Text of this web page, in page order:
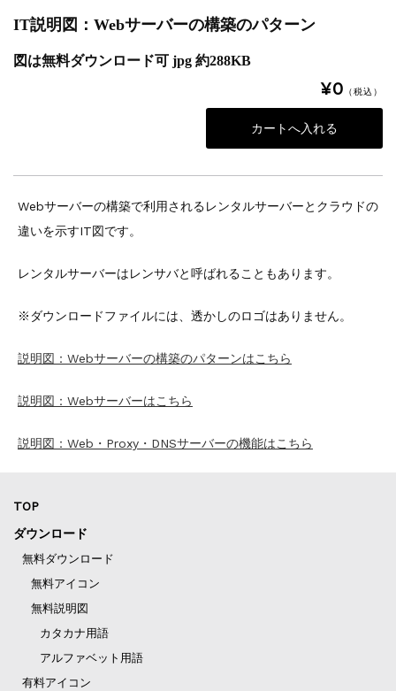
IT説明図：Webサーバーの構築のパターン
図は無料ダウンロード可 jpg 約288KB
¥0 （税込）
Webサーバーの構築で利用されるレンタルサーバーとクラウドの
違いを示すIT図です。
レンタルサーバーはレンサバと呼ばれることもあります。
※ダウンロードファイルには、透かしのロゴはありません。
説明図：Webサーバーの構築のパターンはこちら
説明図：Webサーバーはこちら
説明図：Web・Proxy・DNSサーバーの機能はこちら
TOP
ダウンロード
無料ダウンロード
無料アイコン
無料説明図
カタカナ用語
アルファベット用語
有料アイコン